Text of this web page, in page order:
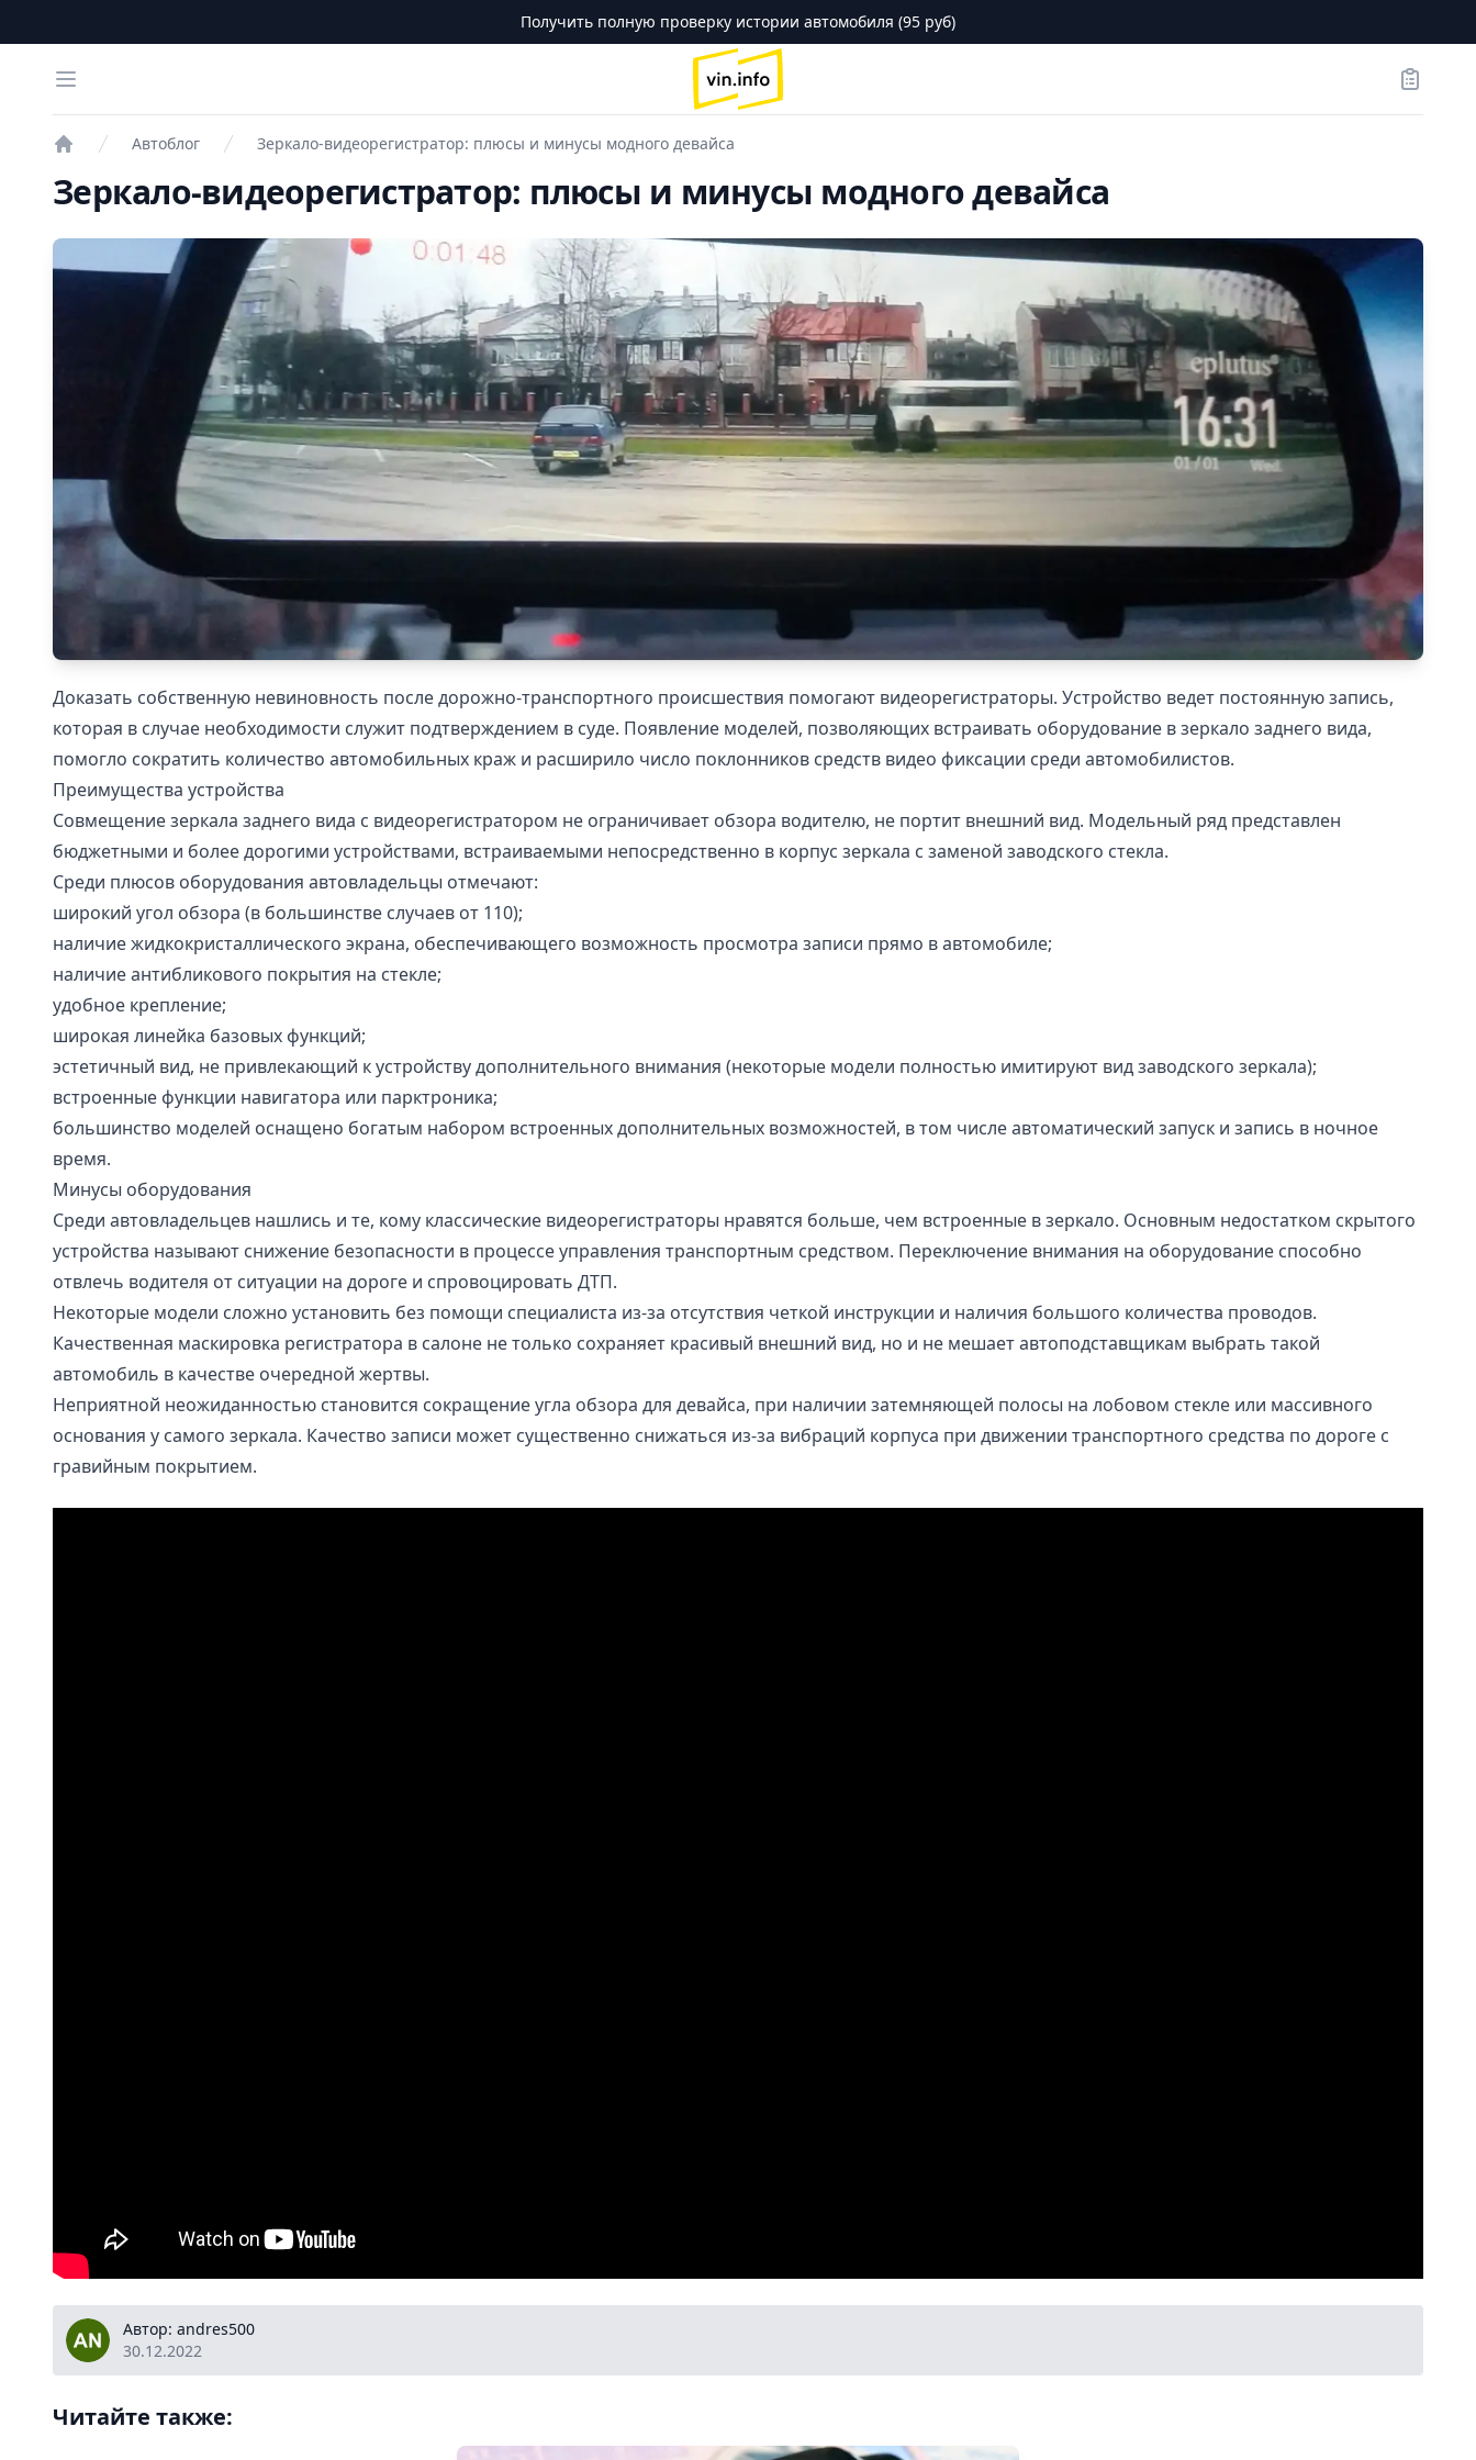
Получить полную проверку истории автомобиля (95 руб)
Open menu
logo
Заказы
Автоблог Зеркало-видеорегистратор: плюсы и минусы модного девайса
Зеркало-видеорегистратор: плюсы и минусы модного девайса
Доказать собственную невиновность после дорожно-транспортного происшествия помогают видеорегистраторы. Устройство ведет постоянную запись,
которая в случае необходимости служит подтверждением в суде. Появление моделей, позволяющих встраивать оборудование в зеркало заднего вида,
помогло сократить количество автомобильных краж и расширило число поклонников средств видео фиксации среди автомобилистов.
Преимущества устройства
Совмещение зеркала заднего вида с видеорегистратором не ограничивает обзора водителю, не портит внешний вид. Модельный ряд представлен
бюджетными и более дорогими устройствами, встраиваемыми непосредственно в корпус зеркала с заменой заводского стекла.
Среди плюсов оборудования автовладельцы отмечают:
широкий угол обзора (в большинстве случаев от 110);
наличие жидкокристаллического экрана, обеспечивающего возможность просмотра записи прямо в автомобиле;
наличие антибликового покрытия на стекле;
удобное крепление;
широкая линейка базовых функций;
эстетичный вид, не привлекающий к устройству дополнительного внимания (некоторые модели полностью имитируют вид заводского зеркала);
встроенные функции навигатора или парктроника;
большинство моделей оснащено богатым набором встроенных дополнительных возможностей, в том числе автоматический запуск и запись в ночное
время.
Минусы оборудования
Среди автовладельцев нашлись и те, кому классические видеорегистраторы нравятся больше, чем встроенные в зеркало. Основным недостатком скрытого
устройства называют снижение безопасности в процессе управления транспортным средством. Переключение внимания на оборудование способно
отвлечь водителя от ситуации на дороге и спровоцировать ДТП.
Некоторые модели сложно установить без помощи специалиста из-за отсутствия четкой инструкции и наличия большого количества проводов.
Качественная маскировка регистратора в салоне не только сохраняет красивый внешний вид, но и не мешает автоподставщикам выбрать такой
автомобиль в качестве очередной жертвы.
Неприятной неожиданностью становится сокращение угла обзора для девайса, при наличии затемняющей полосы на лобовом стекле или массивного
основания у самого зеркала. Качество записи может существенно снижаться из-за вибраций корпуса при движении транспортного средства по дороге с
гравийным покрытием.
andres500Автор: andres500
30.12.2022
Читайте также: